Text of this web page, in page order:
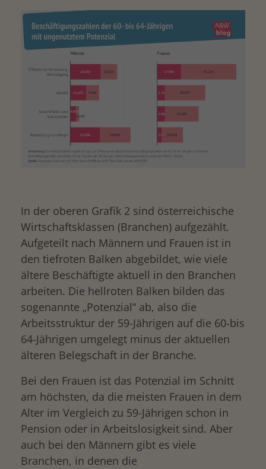
In der oberen Grafik 2 sind österreichische
Wirtschaftsklassen (Branchen) aufgezählt.
Aufgeteilt nach Männern und Frauen ist in
den tiefroten Balken abgebildet, wie viele
ältere Beschäftigte aktuell in den Branchen
arbeiten. Die hellroten Balken bilden das
sogenannte „Potenzial“ ab, also die
Arbeitsstruktur der 59-Jährigen auf die 60-bis
64-Jährigen umgelegt minus der aktuellen
älteren Belegschaft in der Branche.
Bei den Frauen ist das Potenzial im Schnitt
am höchsten, da die meisten Frauen in dem
Alter im Vergleich zu 59-Jährigen schon in
Pension oder in Arbeitslosigkeit sind. Aber
auch bei den Männern gibt es viele
Branchen, in denen die